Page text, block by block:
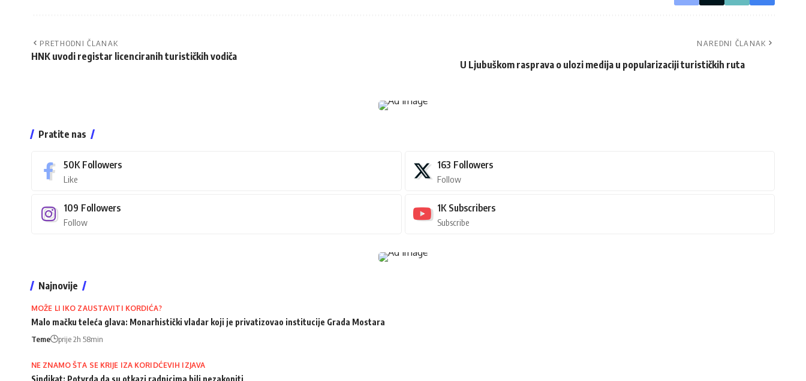
PRETHODNI ČLANAK
HNK uvodi registar licenciranih turističkih vodiča
NAREDNI ČLANAK
U Ljubuškom rasprava o ulozi medija u popularizaciji turističkih ruta
Pratite nas
50K Followers
Like
163 Followers
Follow
109 Followers
Follow
1K Subscribers
Subscribe
Najnovije
MOŽE LI IKO ZAUSTAVITI KORDIĆA?
Malo mačku teleća glava: Monarhistički vladar koji je privatizovao institucije Grada Mostara
Teme prije 2h 58min
NE ZNAMO ŠTA SE KRIJE IZA KORIDĆEVIH IZJAVA
Sindikat: Potvrda da su otkazi radnicima bili nezakoniti